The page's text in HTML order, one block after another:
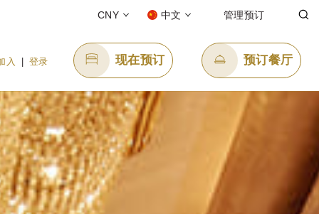
CNY 中文 管理预订
入 | 登录 现在预订 预订餐厅
发送电子邮件
enquiry.ppszv@panpacific.com